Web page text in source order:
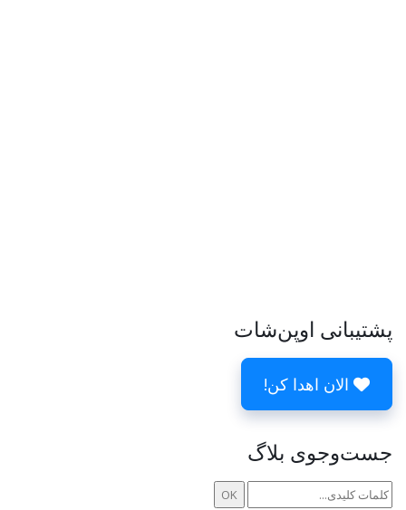
پشتیبانی اوپن‌شات
الان اهدا کن!
جست‌وجوی بلاگ